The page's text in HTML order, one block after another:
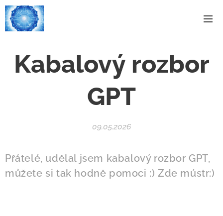
Kabalový rozbor
GPT
09.05.2026
Přátelé, udělal jsem kabalový rozbor GPT,
můžete si tak hodně pomoci :) Zde mústr:)